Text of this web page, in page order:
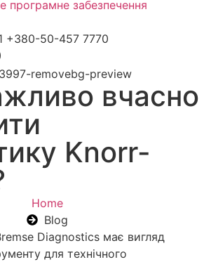
програмне забезпечення
+380-50-457 7770
вчасно
Knorr-
Home
Blog
Diagnostics має вигляд
для технічного